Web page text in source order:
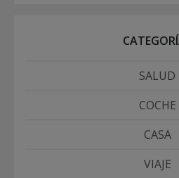
SALUD
COCHE
CASA
VIAJE